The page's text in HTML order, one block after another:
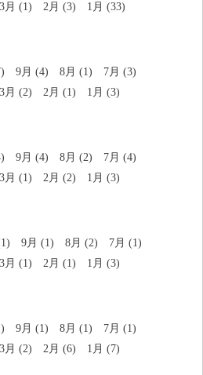
3月 (1) 2月 (3) 1月 (33)
9月 (4) 8月 (1)
7月 (3)
3月 (2) 2月 (1) 1月 (3)
9月 (4) 8月 (2)
7月 (4)
3月 (1) 2月 (2) 1月 (3)
9月 (1) 8月 (2)
7月 (1)
3月 (1) 2月 (1) 1月 (3)
9月 (1) 8月 (1)
7月 (1)
3月 (2) 2月 (6) 1月 (7)